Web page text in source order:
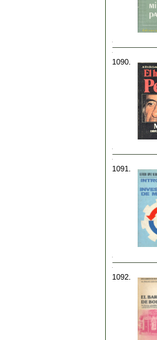
1090.
1091.
1092.